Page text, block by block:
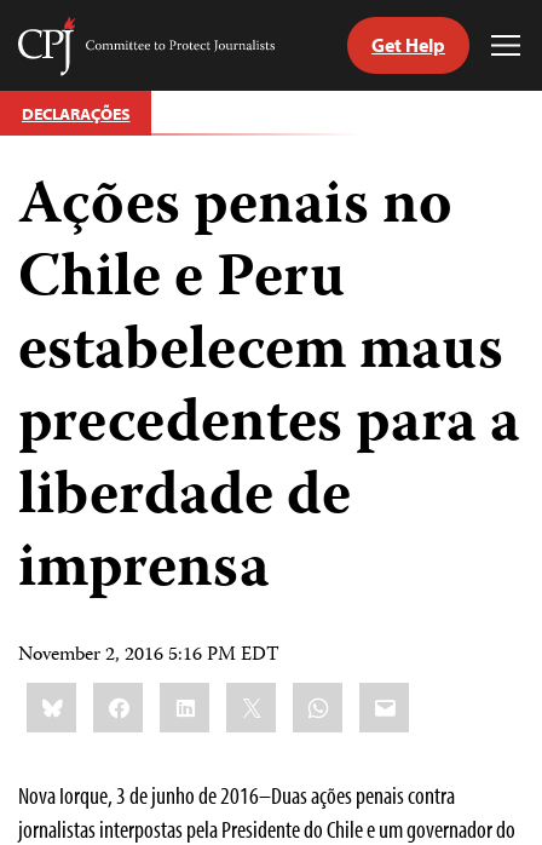
Skip
to
Committee
Journalists
Get Help
DECLARAÇÕES
Ações penais no
Chile e Peru
estabelecem maus
precedentes para a
liberdade de
imprensa
November 2, 2016 5:16 PM EDT
Share
this:BlueskyFacebookLinkedIn WhatsApp
Email
Nova Iorque, 3 de junho de 2016–Duas ações penais contra
jornalistas interpostas pela Presidente do Chile e um governador do